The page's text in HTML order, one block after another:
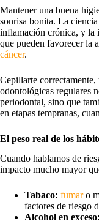
Mantener una buena
sonrisa bonita. La
inflamación crónica, y la
que pueden favorecer la
cáncer.
Cepillarte correctamente,
odontológicas regulares
periodontal, sino que
en etapas tempranas,
El peso real de los
Cuando hablamos de
impacto mucho mayor
Tabaco: fumaro
factores de riesgo
Alcohol en exceso: